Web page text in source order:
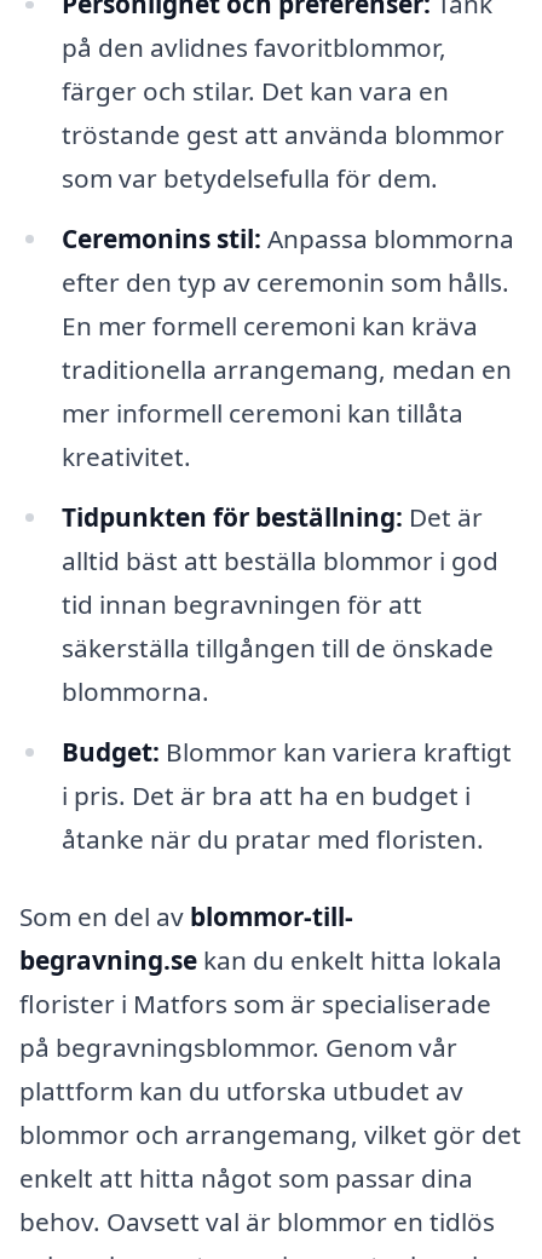
på den avlidnes favoritblommor,
färger och stilar. Det kan vara en
tröstande gest att använda blommor
som var betydelsefulla för dem.
Ceremonins stil: Anpassa blommorna
efter den typ av ceremonin som hålls.
En mer formell ceremoni kan kräva
traditionella arrangemang, medan en
mer informell ceremoni kan tillåta
kreativitet.
Tidpunkten för beställning: Det är
alltid bäst att beställa blommor i god
tid innan begravningen för att
säkerställa tillgången till de önskade
blommorna.
Budget: Blommor kan variera kraftigt
i pris. Det är bra att ha en budget i
åtanke när du pratar med floristen.
Som en del av blommor-till-
begravning.se kan du enkelt hitta lokala
florister i Matfors som är specialiserade
på begravningsblommor. Genom vår
plattform kan du utforska utbudet av
blommor och arrangemang, vilket gör det
enkelt att hitta något som passar dina
behov. Oavsett val är blommor en tidlös